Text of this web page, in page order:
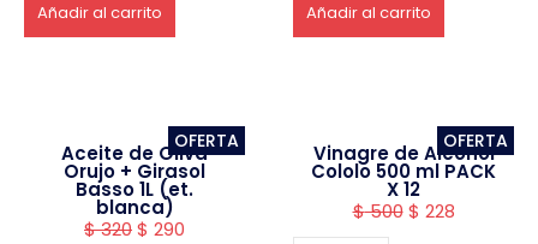
Añadir al carrito Añadir al carrito
OFERTA
Aceite de Oliva
Orujo + Girasol
Basso 1L (et.
blanca)
$320$ 290
OFERTA
Vinagre de Alcohol
Cololo 500 ml PACK
X 12
$500 $ 228